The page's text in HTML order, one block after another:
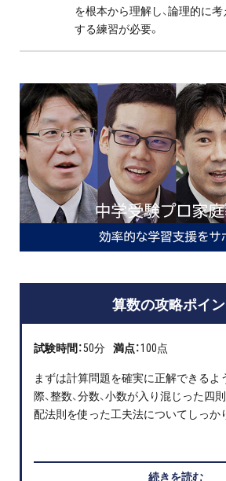
受付:9:30～21:30(定休:日曜
無料体験授業とは
を根本から理解し、論理的に
する練習が必要。
算数の攻略ポイン
試験時間：50分 満点：100点
まずは計算問題を確実に正解できるよ
際、整数、分数、小数が入り混じった四
配法則を使った工夫法についてしっか
続きを読む